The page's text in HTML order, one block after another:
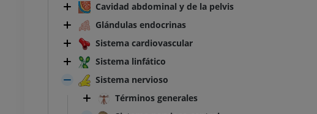
Cavidad abdominal y de la pelvis
Glándulas endocrinas
Sistema cardiovascular
Sistema linfático
Sistema nervioso
Términos generales